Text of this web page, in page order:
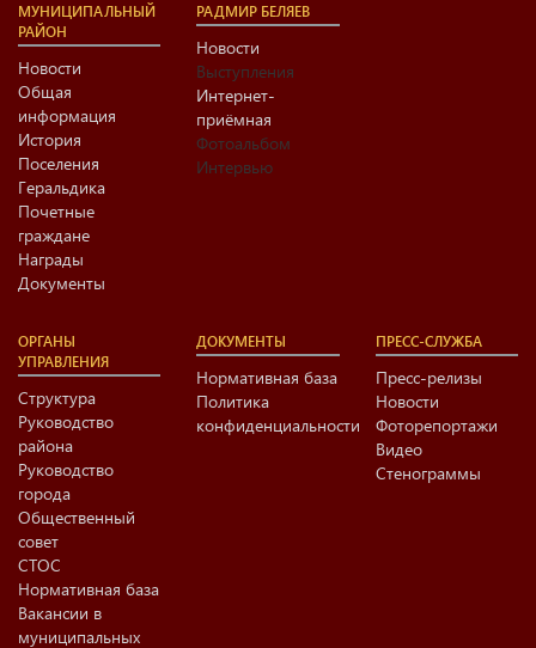
МУНИЦИПАЛЬНЫЙ
РАЙОН
Новости
Общая
информация
История
Поселения
Геральдика
Почетные
граждане
Награды
Документы
РАДМИР БЕЛЯЕВ
Новости
Выступления
Интернет-
приёмная
Фотоальбом
Интервью
ОРГАНЫ
УПРАВЛЕНИЯ
Структура
Руководство
района
Руководство
города
Общественный
совет
СТОС
Нормативная база
Вакансии в
муниципальных
ДОКУМЕНТЫ
Нормативная база
Политика
конфиденциальности
ПРЕСС-СЛУЖБА
Пресс-релизы
Новости
Фоторепортажи
Видео
Стенограммы